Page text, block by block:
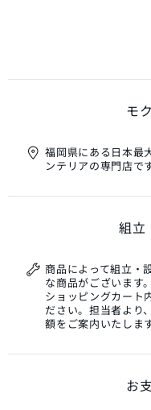
モ
福岡県にある日本最
ンテリアの専門店です
組立
商品によって組立・
な商品がございます
ショッピングカート
ださい。担当者より
額をご案内いたします
お